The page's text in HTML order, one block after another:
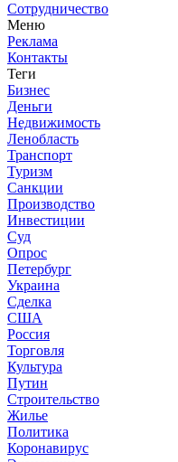
Сотрудничество
Меню
Реклама
Контакты
Теги
Бизнес
Деньги
Недвижимость
Ленобласть
Транспорт
Туризм
Санкции
Производство
Инвестиции
Суд
Опрос
Петербург
Украина
Сделка
США
Россия
Торговля
Культура
Путин
Строительство
Жилье
Политика
Коронавирус